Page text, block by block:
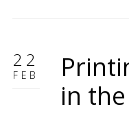
22
FEB
in